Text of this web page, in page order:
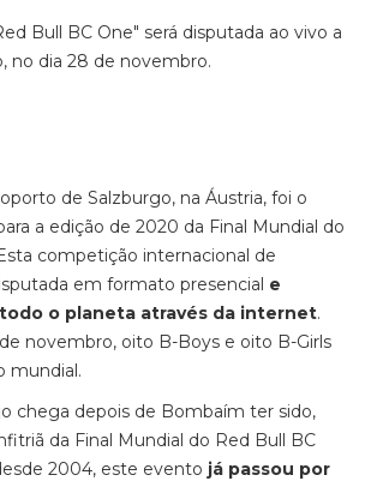
Bull BC One" será disputada ao vivo a
no dia 28 de novembro.
de Salzburgo, na Áustria, foi o
a edição de 2020 da Final Mundial do
competição internacional de
em formato presencial e
o planeta através da internet.
novembro, oito B-Boys e oito B-Girls
mundial.
chega depois de Bombaím ter sido,
da Final Mundial do Red Bull BC
2004, este evento já passou por